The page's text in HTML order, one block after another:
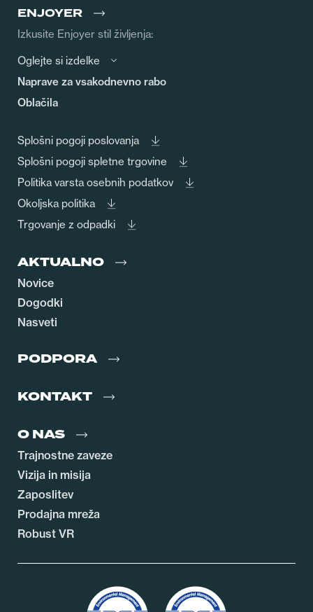
ENJOYER
Izkusite Enjoyer stil življenja:
Oglejte si izdelke
Naprave za vsakodnevno rabo
Oblačila
Splošni pogoji poslovanja
Splošni pogoji spletne trgovine
Politika varsta osebnih podatkov
Okoljska politika
Trgovanje z odpadki
AKTUALNO
Novice
Dogodki
Nasveti
PODPORA
KONTAKT
O NAS
Trajnostne zaveze
Vizija in misija
Zaposlitev
Prodajna mreža
Robust VR